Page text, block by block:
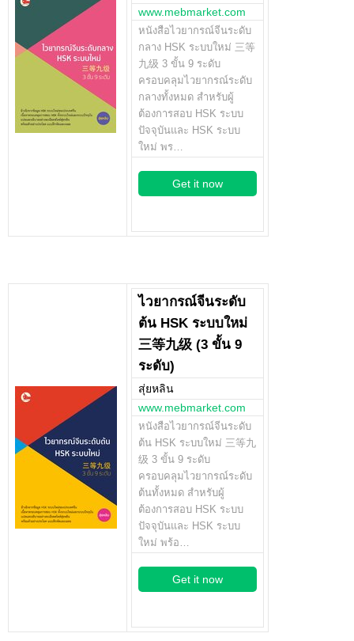
www.mebmarket.com
หนังสือไวยากรณ์จีนระดับ
กลาง HSK ระบบใหม่ 三等
九级 3 ขั้น 9 ระดับ
ครอบคลุมไวยากรณ์ระดับ
กลางทั้งหมด สำหรับผู้
ต้องการสอบ HSK ระบบ
ปัจจุบันและ HSK ระบบ
ใหม่ พร…
Get it now
ไวยากรณ์จีนระดับ
ต้น HSK ระบบใหม่
三等九级 (3 ขั้น 9
ระดับ)
สุ่ยหลิน
www.mebmarket.com
หนังสือไวยากรณ์จีนระดับ
ต้น HSK ระบบใหม่ 三等九
级 3 ขั้น 9 ระดับ
ครอบคลุมไวยากรณ์ระดับ
ต้นทั้งหมด สำหรับผู้
ต้องการสอบ HSK ระบบ
ปัจจุบันและ HSK ระบบ
ใหม่ พร้อ…
Get it now